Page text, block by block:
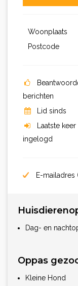
Woonplaats
Postcode
berichten
Lid sinds
Laatste keer
ingelogd
E-mailadres
Dag- en
Oppas
Kleine Hond